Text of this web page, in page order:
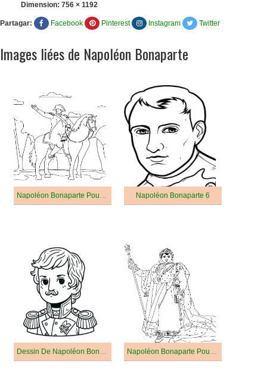
Dimension: 756 × 1192
Partagar: Facebook Pinterest Instagram Twitter
Images liées de Napoléon Bonaparte
Napoléon Bonaparte Pour Les Enfants De 5 An Napoléon Bonaparte 6
Dessin De Napoléon Bonaparte Pour Enfants Napoléon Bonaparte Pour Les Enfants De 4 An